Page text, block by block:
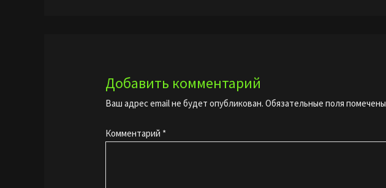
Добавить комментарий
Ваш адрес email не будет опубликован. Обязательные поля помечены
Комментарий *